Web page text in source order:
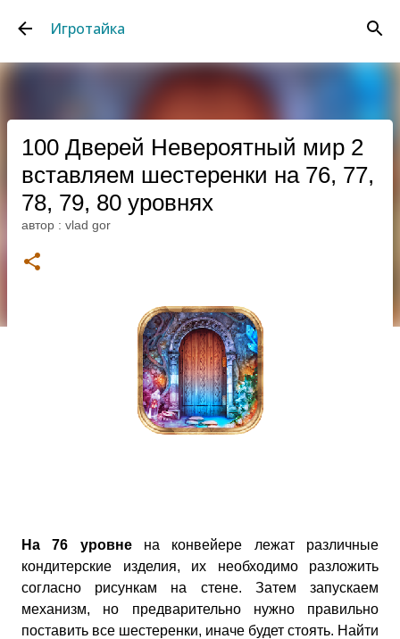
Игротайка
100 Дверей Невероятный мир 2
вставляем шестеренки на 76, 77,
78, 79, 80 уровнях
автор : vlad gor
На 76 уровнена конвейере лежат различные
кондитерские изделия, их необходимо разложить
согласно рисункам на стене. Затем запускаем
механизм, но предварительно нужно правильно
поставить все шестеренки, иначе будет стоять. Найти